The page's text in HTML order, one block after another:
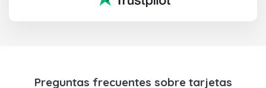
Preguntas frecuentes sobre tarjetas